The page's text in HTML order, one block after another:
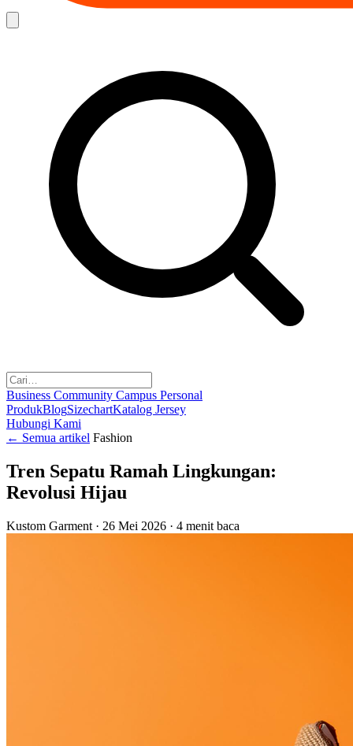
Business Community Campus Personal
ProdukBlogSizechartKatalog Jersey
Hubungi Kami
← Semua artikel Fashion
Tren Sepatu Ramah Lingkungan:
Revolusi Hijau
Kustom Garment · 26 Mei 2026 · 4 menit baca